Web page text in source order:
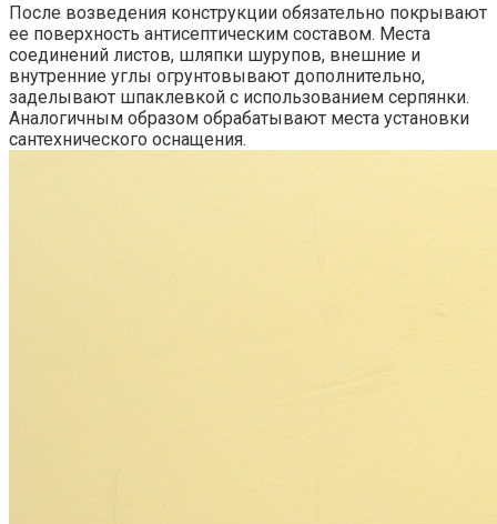
После возведения конструкции обязательно покрывают
ее поверхность антисептическим составом. Места
соединений листов, шляпки шурупов, внешние и
внутренние углы огрунтовывают дополнительно,
заделывают шпаклевкой с использованием серпянки.
Аналогичным образом обрабатывают места установки
сантехнического оснащения.